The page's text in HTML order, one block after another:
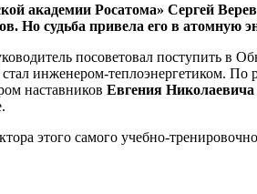
академии Росатома» Сергей
Но судьба привела его в атомную
посоветовал поступить в
инженером-теплоэнергетиком.
наставников Евгения
этого самого учебно-